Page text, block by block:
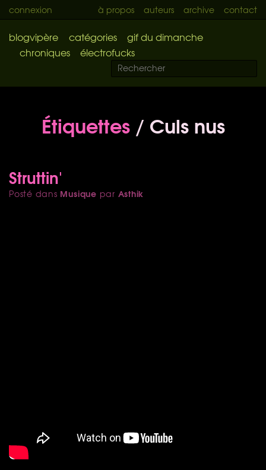
connexion à propos auteurs archive contact
blogvipère catégories
gif du dimanche
chroniques
électrofucks
Étiquettes/ Culs nus
Struttin'
Posté dans Musique par Asthik